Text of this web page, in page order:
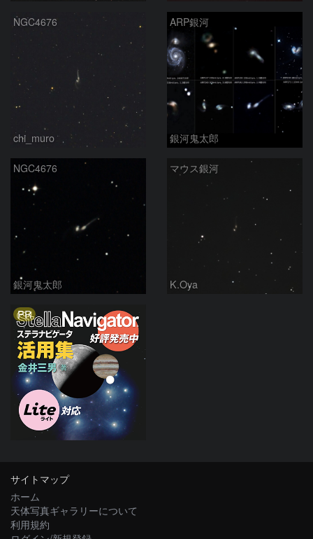
NGC4676
chi_muro
ARP銀河
銀河鬼太郎
NGC4676
銀河鬼太郎
マウス銀河
K.Oya
PR
サイトマップ
ホーム
天体写真ギャラリーについて
利用規約